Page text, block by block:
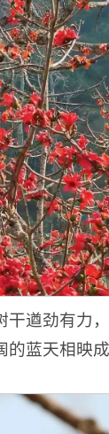
遒劲有力
蓝天相映